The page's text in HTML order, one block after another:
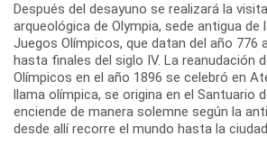
Después del desayuno se realizará la
arqueológica de Olympia, sede antigua de
Juegos Olímpicos, que datan del año 776
hasta finales del siglo IV. La reanudación
Olímpicos en el año 1896 se celebró en
llama olímpica, se origina en el Santuario
enciende de manera solemne según la
desde allí recorre el mundo hasta la